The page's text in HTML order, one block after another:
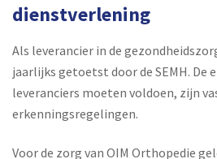
dienstverlening
Als leverancier in de
jaarlijks getoetst door de SEMH. De
leveranciers moeten voldoen, zijn
erkenningsregelingen.
Voor de zorg van OIM Orthopedie